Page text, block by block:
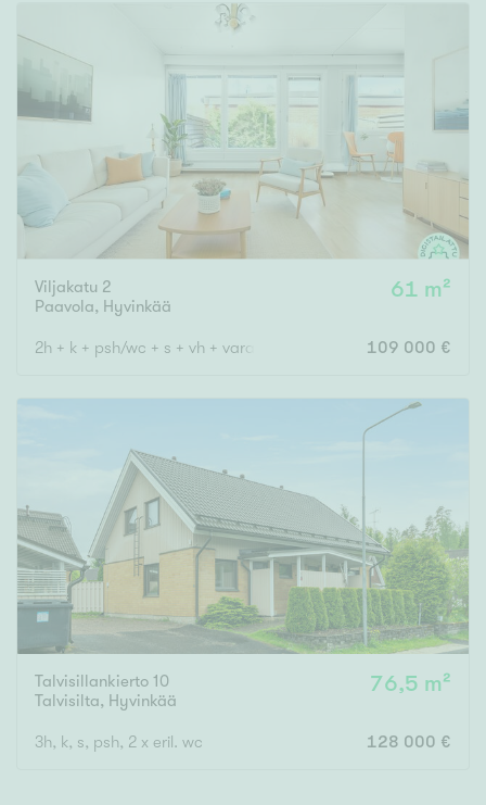
Viljakatu 2
Paavola, Hyvinkää
61 m²
2h + k + psh/wc + s + vh + varasto 109 000 €
Talvisillankierto 10
Talvisilta, Hyvinkää
76,5 m²
3h, k, s, psh, 2 x eril. wc 128 000 €